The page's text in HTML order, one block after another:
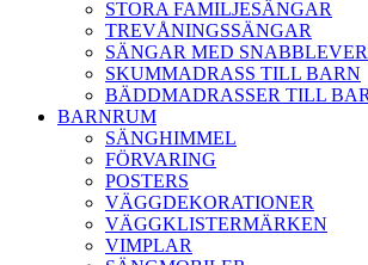
STORA FAMILJESÄNGAR
TREVÅNINGSSÄNGAR
SÄNGAR MED
SKUMMADRASS TILL BARN
BÄDDMADRASSER TILL
BARNRUM
SÄNGHIMMEL
FÖRVARING
POSTERS
VÄGGDEKORATIONER
VÄGGKLISTERMÄRKEN
VIMPLAR